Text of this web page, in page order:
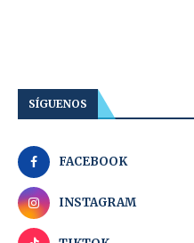
SÍGUENOS
FACEBOOK
INSTAGRAM